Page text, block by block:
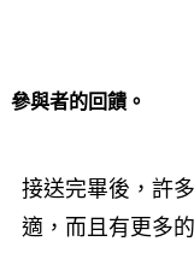
參與者的回饋。
接送完畢後，許
適，而且有更多